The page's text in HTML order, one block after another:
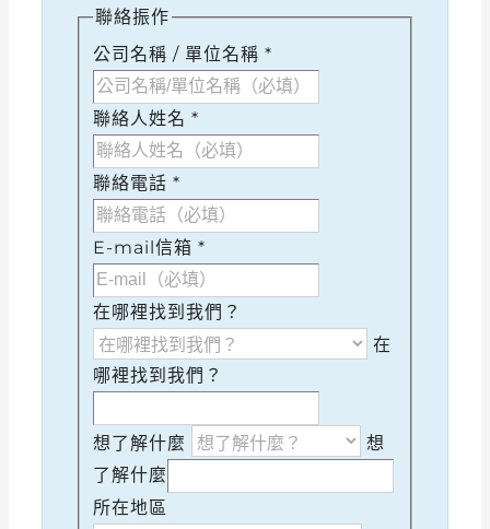
聯絡振作
公司名稱 / 單位名稱 *
聯絡人姓名 *
聯絡電話 *
E-mail信箱 *
在哪裡找到我們？
在
哪裡找到我們？
想了解什麼
想
了解什麼
所在地區